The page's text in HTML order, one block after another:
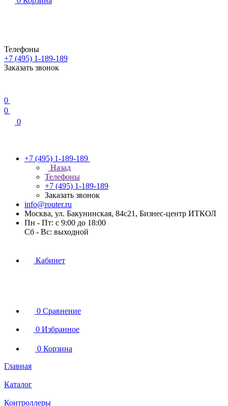
Телефоны
+7 (495) 1-189-189
Заказать звонок
0
0
0
+7 (495) 1-189-189
Назад
Телефоны
+7 (495) 1-189-189
Заказать звонок
info@router.ru
Москва, ул. Бакунинская, 84с21, Бизнес-центр ИТКОЛ
Пн - Пт: с 9:00 до 18:00
Cб - Вс: выходной
Кабинет
0 Сравнение
0 Избранное
0 Корзина
Главная
Каталог
Контроллеры